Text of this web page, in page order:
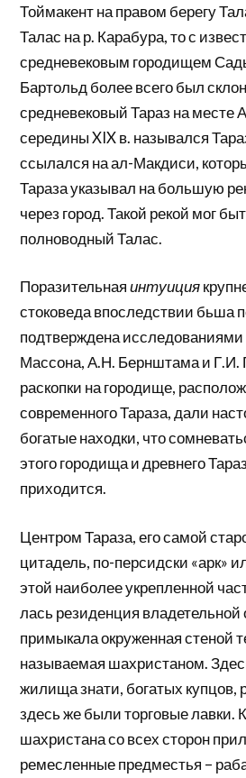
Тоймакент на правом берегу
Талас на р. Карабура, то с
средневековым городищем
Бартольд более всего был
средневековый Тараз на месте
сере­дины XIX в. назывался
ссылался на ал-Макдиси,
Тараза указы­вал на большую
через город. Та­кой рекой мог
полноводный Талас.
Поразительнаяинтуиция
стоковеда впоследствии бьша
подтверж­дена
Массона, А.Н. Бернштама и Г.И.
раскопки на городище,
современного Тараза, дали
богатые находки, что
этого городища и древнего
приходится.
Центром Тараза, его самой
цитадель, по-персидски «арк»
этой наиболее укрепленной
лась резиденция
примыкала окруженная стеной
называемая шахристаном.
жили­ща знати, богатых купцов,
здесь же были торговые лавки.
шахристана со всех сторон
ремесленные предместья –